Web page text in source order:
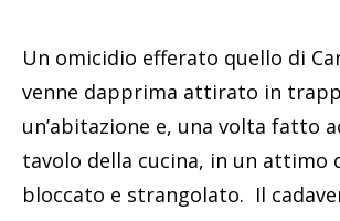
Un omicidio efferato quello di
venne dapprima attirato in
un’abitazione e, una volta fatto
tavolo della cucina, in un attimo
bloccato e strangolato. Il